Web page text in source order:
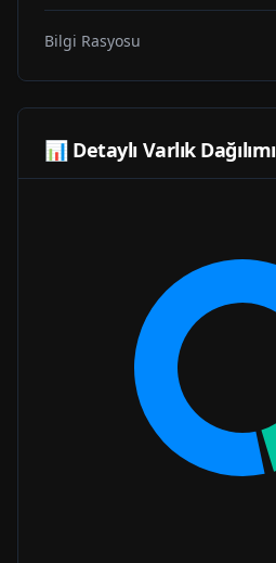
Bilgi Rasyosu
📊 Detaylı Varlık Dağılımı